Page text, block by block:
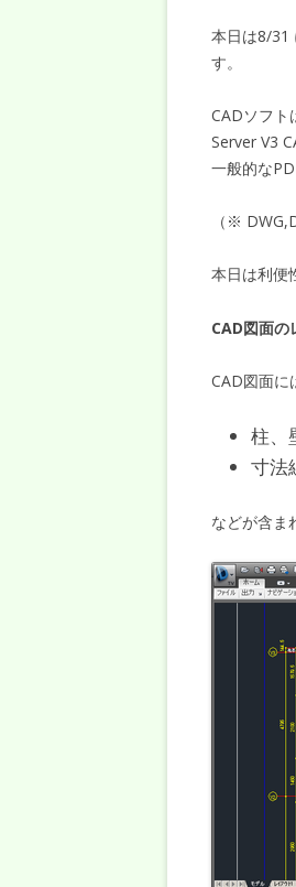
本日は8/31
す。
CADソフト
Server V3
一般的な
（※
本日は利便
CAD図面の
CAD図面に
柱、
寸法
などが含ま